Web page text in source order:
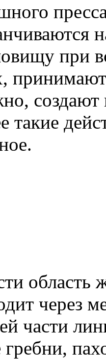
пресса
при
такие
область
через
части